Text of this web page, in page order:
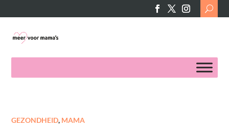
Search
for:
GEZONDHEID, MAMA